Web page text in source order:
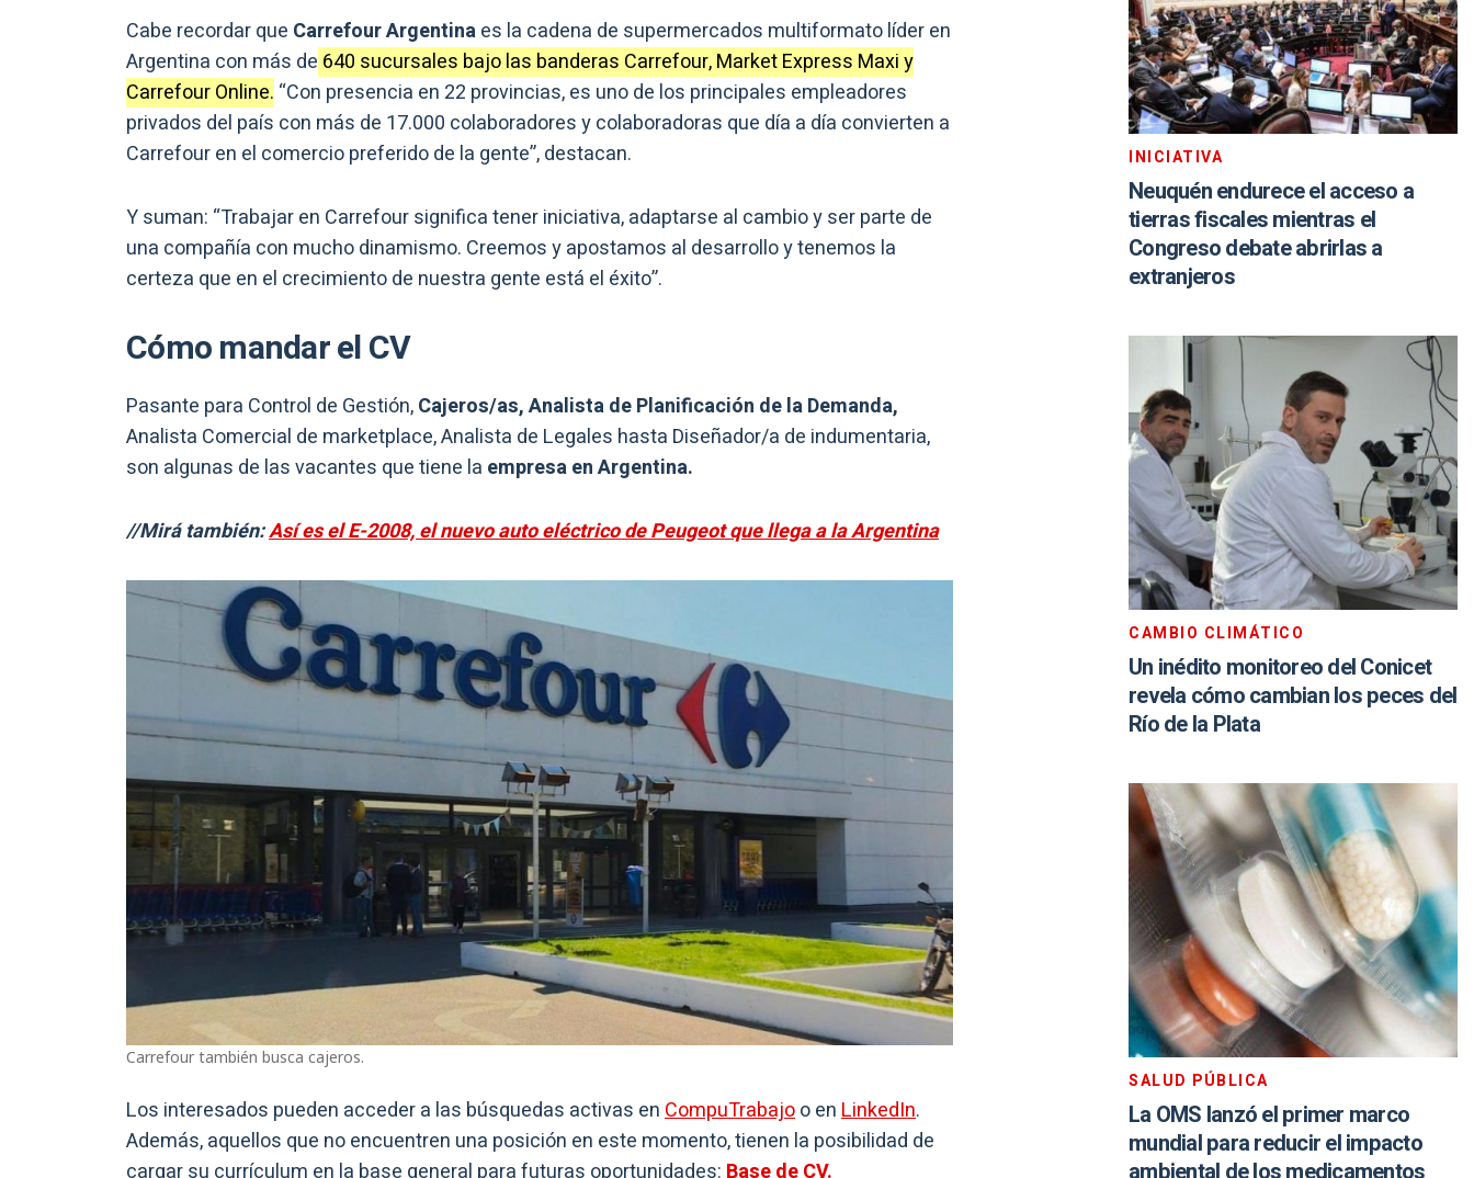
Cabe recordar que Carrefour Argentinaes la cadena de supermercados multiformato líder en
Argentina con más de 640 sucursales bajo las banderas Carrefour, Market Express Maxi y
Carrefour Online. “Con presencia en 22 provincias, es uno de los principales empleadores
privados del país con más de 17.000 colaboradores y colaboradoras que día a día convierten a
Carrefour en el comercio preferido de la gente”, destacan.
Y suman: “Trabajar en Carrefour significa tener iniciativa, adaptarse al cambio y ser parte de
una compañía con mucho dinamismo. Creemos y apostamos al desarrollo y tenemos la
certeza que en el crecimiento de nuestra gente está el éxito”.
Cómo mandar el CV
Pasante para Control de Gestión,Cajeros/as, Analista de Planificación de la Demanda,
Analista Comercial de marketplace, Analista de Legales hasta Diseñador/a de indumentaria,
son algunas de las vacantes que tiene la empresa en Argentina.
//Mirá también:Así es el E-2008, el nuevo auto eléctrico de Peugeot que llega a la Argentina
Carrefour también busca cajeros.
Los interesados pueden acceder a las búsquedas activas enCompuTrabajoo enLinkedIn.
Además, aquellos que no encuentren una posición en este momento, tienen la posibilidad de
INICIATIVA
Neuquén endurece el acceso a
tierras fiscales mientras el
Congreso debate abrirlas a
extranjeros
CAMBIO CLIMÁTICO
Un inédito monitoreo del Conicet
revela cómo cambian los peces del
Río de la Plata
SALUD PÚBLICA
La OMS lanzó el primer marco
mundial para reducir el impacto